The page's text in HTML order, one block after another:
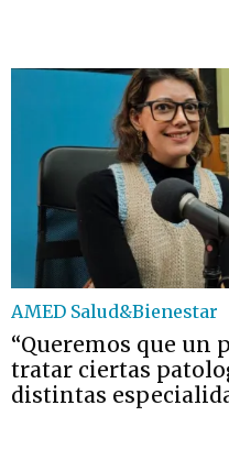
AMED Salud&Bienestar
“Queremos que un
tratar ciertas
distintas